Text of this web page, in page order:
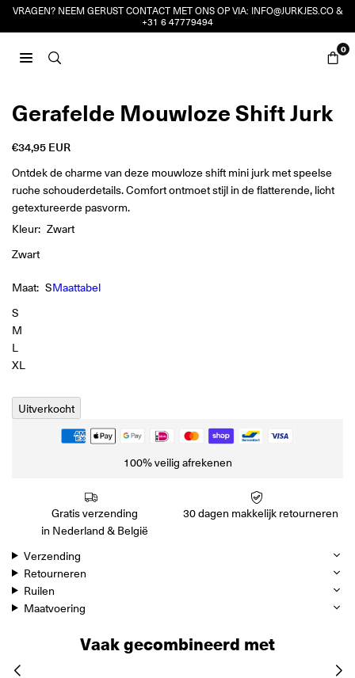
VRAGEN? NEEM GERUST CONTACT MET ONS OP VIA: INFO@JURKJES.CO&
+31 6 47779494
0
Gerafelde Mouwloze Shift Jurk
Reguliere
prijs
€34,95 EUR
Ontdek de charme van deze mouwloze shift mini jurk met speelse
ruche schouderdetails. Comfort ontmoet stijl in de flatterende, licht
getextureerde pasvorm.
Kleur: Zwart
Zwart
Maat: SMaattabel
S
M
L
XL
Uitverkocht
100% veilig afrekenen
Gratis verzending
in Nederland & België
30 dagen makkelijk retourneren
Verzending
Retourneren
Ruilen
Maatvoering
Vaak gecombineerd met